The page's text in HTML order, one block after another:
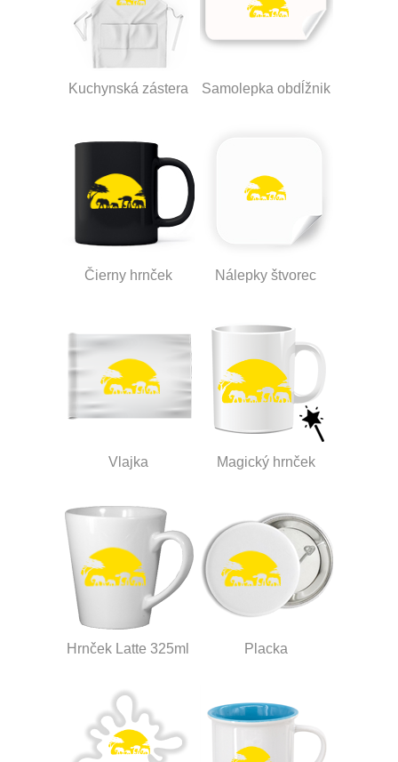
Kuchynská zástera Samolepka obdĺžnik
Čierny hrnček Nálepky štvorec
Vlajka Magický hrnček
Hrnček Latte 325ml Placka